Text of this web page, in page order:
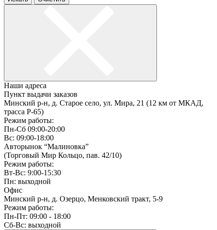
Наши адреса
Пункт выдачи заказов
Минский р-н, д. Старое село, ул. Мира, 21 (12 км от МКАД,
трасса P-65)
Режим работы:
Пн-Сб 09:00-20:00
Вс: 09:00-18:00
Авторынок “Малиновка”
(Торговый Мир Кольцо, пав. 42/10)
Режим работы:
Вт-Вс: 9:00-15:30
Пн: выходной
Офис
Минский р-н, д. Озерцо, Менковский тракт, 5-9
Режим работы:
Пн-Пт: 09:00 - 18:00
Сб-Вс: выходной